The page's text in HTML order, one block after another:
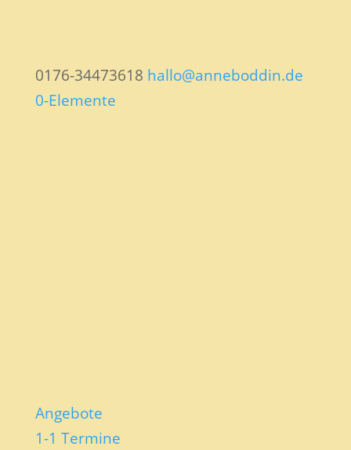
0176-34473618 hallo@anneboddin.de
0-Elemente
Angebote
1-1 Termine